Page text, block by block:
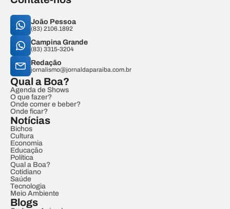
João Pessoa
(83) 2106.1892
Campina Grande
(83) 3315-3204
Redação
jornalismo@jornaldaparaiba.com.br
Qual a Boa?
Agenda de Shows
O que fazer?
Onde comer e beber?
Onde ficar?
Notícias
Bichos
Cultura
Economia
Educação
Política
Qual a Boa?
Cotidiano
Saúde
Tecnologia
Meio Ambiente
Blogs